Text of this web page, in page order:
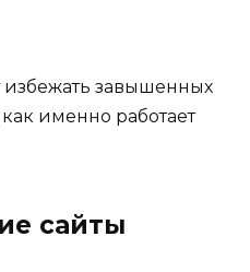
избежать завышенных
именно работает
сайты